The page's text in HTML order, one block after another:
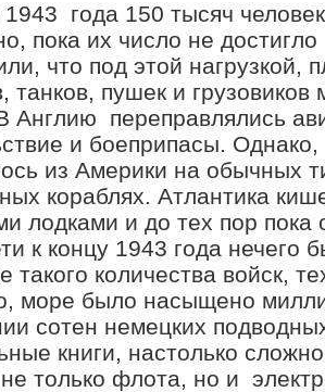
года 150 тысяч
пока их число не
что под этой нагрузкой,
танков, пушек и грузовиков
Англию переправлялись
и боеприпасы.
из Америки на обычных
кораблях. Атлантика
лодками и до тех пор
к концу 1943 года нечего
такого количества войск,
море было насыщено
сотен немецких
книги, настолько
только флота, но и